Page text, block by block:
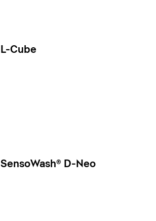
L-Cube
SensoWash® D-Neo